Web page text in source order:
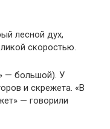
лесной дух,
скоростью.
— большой). У
и скрежета. «В
— говорили